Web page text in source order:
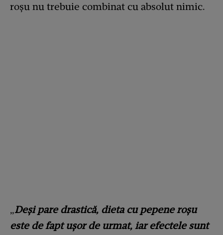
roșu nu trebuie combinat cu absolut nimic.
„Deși pare drastică, dieta cu pepene roșu
este de fapt ușor de urmat, iar efectele sunt